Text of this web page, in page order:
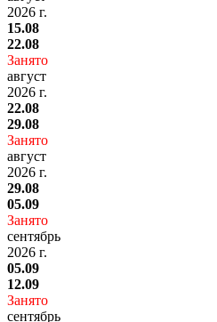
2026 г.
15.08
22.08
Занято
август
2026 г.
22.08
29.08
Занято
август
2026 г.
29.08
05.09
Занято
сентябрь
2026 г.
05.09
12.09
Занято
сентябрь